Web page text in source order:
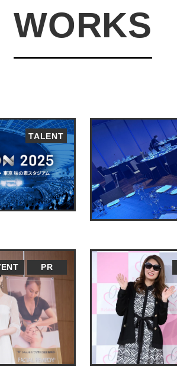
WORKS
TALENT
PR